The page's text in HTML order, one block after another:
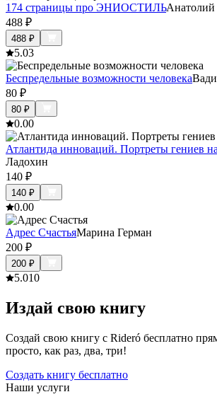
174 страницы про ЭНИОСТИЛЬАнатолий
488 ₽
488 ₽
5.03
Беспредельные возможности человека
80 ₽
80 ₽
0.00
Атлантида инноваций. Портреты гениев
Ладохин
140 ₽
140 ₽
0.00
Адрес СчастьяМарина Герман
200 ₽
200 ₽
5.010
Издай свою книгу
Создай свою книгу с Rideró бесплатно
просто, как раз, два, три!
Создать книгу бесплатно
Наши услуги